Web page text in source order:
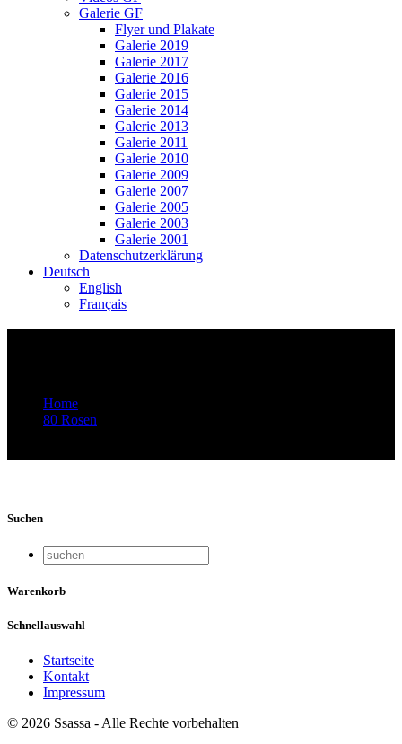
Galerie GF
Flyer und Plakate
Galerie 2019
Galerie 2017
Galerie 2016
Galerie 2015
Galerie 2014
Galerie 2013
Galerie 2011
Galerie 2010
Galerie 2009
Galerie 2007
Galerie 2005
Galerie 2003
Galerie 2001
Datenschutzerklärung
Deutsch
English
Français
Home
80 Rosen
Suchen
Warenkorb
Schnellauswahl
Startseite
Kontakt
Impressum
© 2026 Ssassa - Alle Rechte vorbehalten